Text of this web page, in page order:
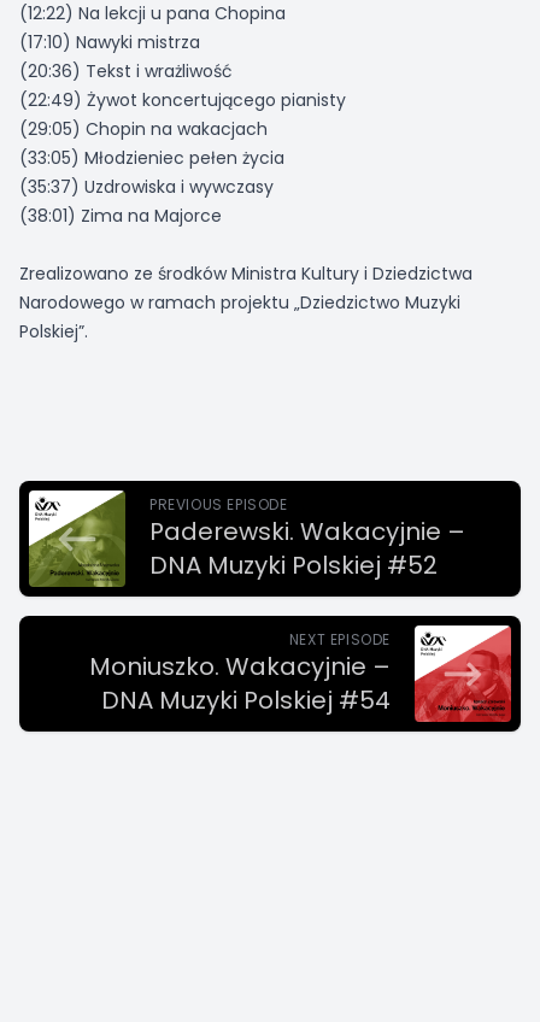
(12:22) Na lekcji u pana Chopina
(17:10) Nawyki mistrza
(20:36) Tekst i wrażliwość
(22:49) Żywot koncertującego pianisty
(29:05) Chopin na wakacjach
(33:05) Młodzieniec pełen życia
(35:37) Uzdrowiska i wywczasy
(38:01) Zima na Majorce
Zrealizowano ze środków Ministra Kultury i Dziedzictwa
Narodowego w ramach projektu „Dziedzictwo Muzyki
Polskiej”.
PREVIOUS EPISODE
Paderewski. Wakacyjnie –
DNA Muzyki Polskiej #52
NEXT EPISODE
Moniuszko. Wakacyjnie –
DNA Muzyki Polskiej #54